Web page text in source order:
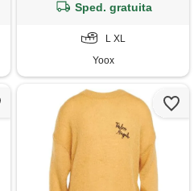
Sped. gratuita
L XL
Yoox